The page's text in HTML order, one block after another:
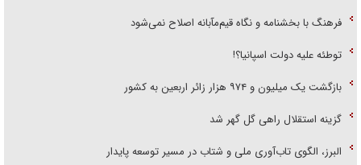
فرهنگ با بخشنامه و نگاه قیم‌مآبانه اصلاح نمی‌شود
توطئه علیه دولت اسپانیا؟!
بازگشت یک میلیون و ۹۷۴ هزار زائر اربعین به کشور
گزینه استقلال راهی گل گهر شد
البرز، الگوی تاب‌آوری ملی و شتاب در مسیر توسعه پایدار